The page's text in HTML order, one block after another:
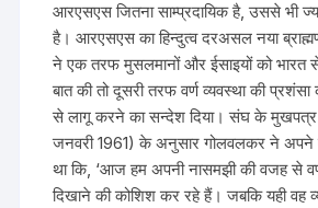
आरएसएस जितना साम्प्रदायिक है, उससे भी
है। आरएसएस का हिन्दुत्व दरअसल नया
ने एक तरफ मुसलमानों और ईसाइयों को भारत
बात की तो दूसरी तरफ वर्ण व्यवस्था की
से लागू करने का सन्देश दिया। संघ के मुखपत्र
जनवरी 1961) के अनुसार गोलवलकर ने अपने
था कि, ‘आज हम अपनी नासमझी की वजह से
दिखाने की कोशिश कर रहे हैं। जबकि यही वह